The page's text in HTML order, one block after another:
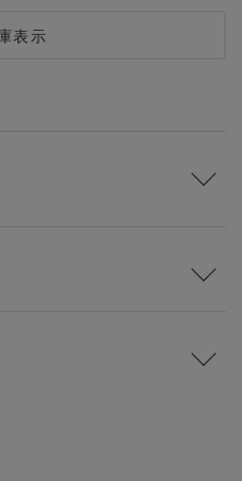
表示